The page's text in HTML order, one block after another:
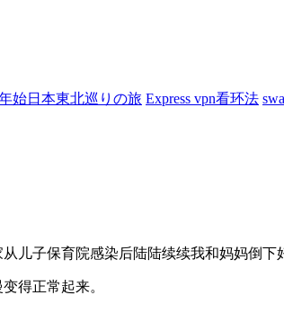
始日本東北巡りの旅 Express vpn看环法
儿子保育院感染后陆陆续续我和妈妈倒下
得正常起来。